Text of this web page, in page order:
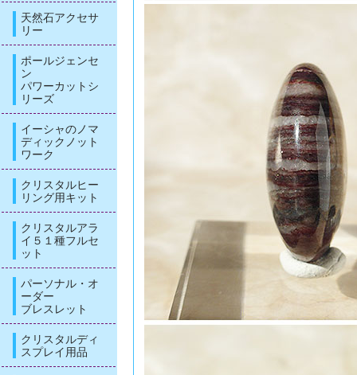
天然石アクセサ
リー
ポールジェンセ
ン
パワーカットシ
リーズ
イーシャのノマ
ディックノット
ワーク
クリスタルヒー
リング用キット
クリスタルアラ
イ５１種フルセ
ット
パーソナル・オ
ーダー
ブレスレット
クリスタルディ
スプレイ用品